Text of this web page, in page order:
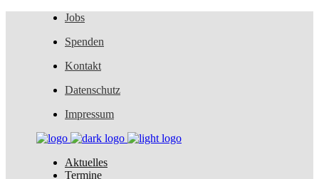
Jobs
Spenden
Kontakt
Datenschutz
Impressum
Aktuelles
Termine